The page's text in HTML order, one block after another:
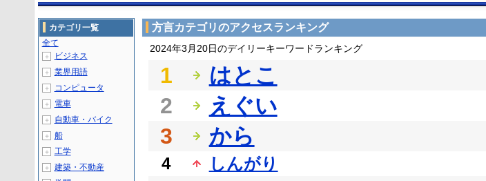
方言カテゴリのアクセスランキング
2024年3月20日のデイリーキーワードランキング
1
はとこ
2
えぐい
3
から
4
しんがり
カテゴリ一覧
全て
＋ ビジネス
＋ 業界用語
＋ コンピュータ
＋ 電車
＋ 自動車・バイク
＋ 船
＋ 工学
＋ 建築・不動産